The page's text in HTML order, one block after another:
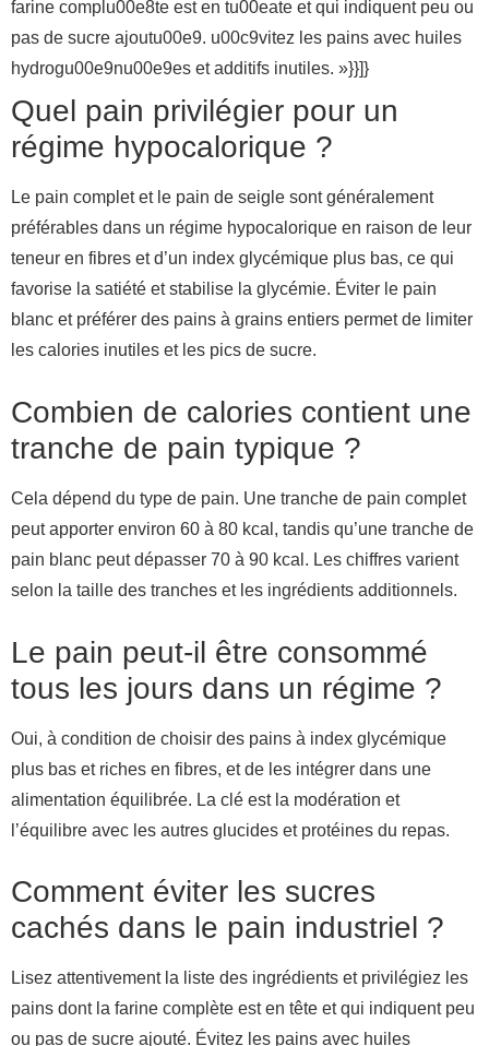
farine complu00e8te est en tu00eate et qui indiquent peu ou
pas de sucre ajoutu00e9. u00c9vitez les pains avec huiles
hydrogu00e9nu00e9es et additifs inutiles. »}}]}
Quel pain privilégier pour un
régime hypocalorique ?
Le pain complet et le pain de seigle sont généralement
préférables dans un régime hypocalorique en raison de leur
teneur en fibres et d’un index glycémique plus bas, ce qui
favorise la satiété et stabilise la glycémie. Éviter le pain
blanc et préférer des pains à grains entiers permet de limiter
les calories inutiles et les pics de sucre.
Combien de calories contient une
tranche de pain typique ?
Cela dépend du type de pain. Une tranche de pain complet
peut apporter environ 60 à 80 kcal, tandis qu’une tranche de
pain blanc peut dépasser 70 à 90 kcal. Les chiffres varient
selon la taille des tranches et les ingrédients additionnels.
Le pain peut-il être consommé
tous les jours dans un régime ?
Oui, à condition de choisir des pains à index glycémique
plus bas et riches en fibres, et de les intégrer dans une
alimentation équilibrée. La clé est la modération et
l’équilibre avec les autres glucides et protéines du repas.
Comment éviter les sucres
cachés dans le pain industriel ?
Lisez attentivement la liste des ingrédients et privilégiez les
pains dont la farine complète est en tête et qui indiquent peu
ou pas de sucre ajouté. Évitez les pains avec huiles